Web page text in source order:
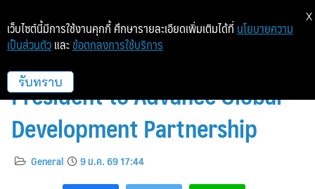
AIT Hosts Gates Foundation
President to Advance Global
Development Partnership
General 9 ม.ค. 69 17:44
เว็บไซต์นี้มีการใช้งานคุกกี้ ศึกษารายละเอียดเพิ่มเติมได้ที่ นโยบายความ
เป็นส่วนตัว และ ข้อตกลงการใช้บริการ
รับทราบ
X